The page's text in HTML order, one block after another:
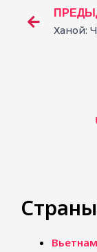
Страны
Вьетнам